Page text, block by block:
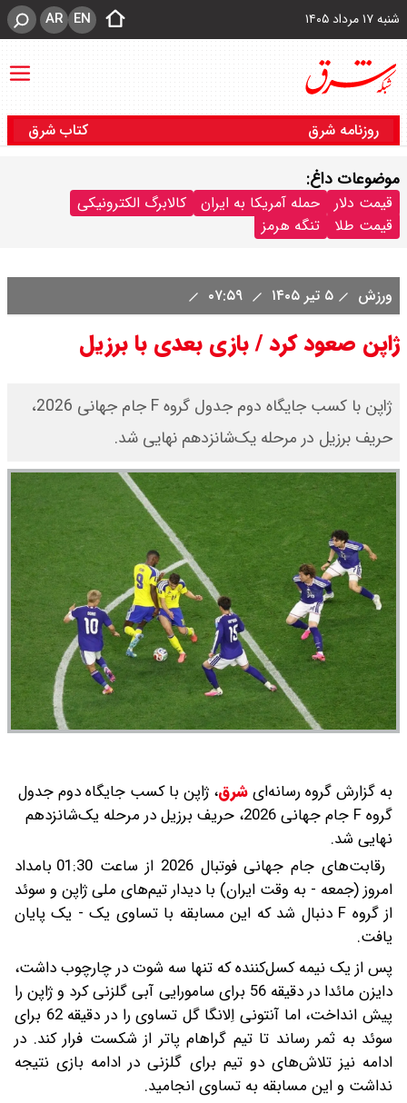
شنبه ۱۷ مرداد ۱۴۰۵ EN
AR
روزنامه شرق کتاب شرق
موضوعات داغ:
قیمت دلار حمله آمریکا به ایران
کالابرگ الکترونیکی
قیمت طلا
تنگه هرمز
ورزش ۵ تیر ۱۴۰۵
ژاپن صعود کرد / بازی بعدی با برزیل
​ژاپن با کسب جایگاه دوم جدول گروه F جام جهانی 2026،
حریف برزیل در مرحله یک‌شانزدهم نهایی شد.
به گزارش گروه رسانه‌ایشرق، ژاپن با کسب جایگاه دوم جدول
گروه F جام جهانی 2026، حریف برزیل در مرحله یک‌شانزدهم
نهایی شد.
رقابت‌های جام جهانی فوتبال 2026 از ساعت 01:30 بامداد
امروز (جمعه - به وقت ایران) با دیدار تیم‌های ملی ژاپن و سوئد
از گروه F دنبال شد که این مسابقه با تساوی یک - یک پایان
یافت.
پس از یک نیمه کسل‌کننده که تنها سه شوت در چارچوب داشت،
دایزن مائدا در دقیقه 56 برای سامورایی آبی گلزنی کرد و ژاپن را
پیش انداخت، اما آنتونی اِلانگا گل تساوی را در دقیقه 62 برای
سوئد به ثمر رساند تا تیم گراهام پاتر از شکست فرار کند. در
ادامه نیز تلاش‌های دو تیم برای گلزنی در ادامه بازی نتیجه
نداشت و این مسابقه به تساوی انجامید.